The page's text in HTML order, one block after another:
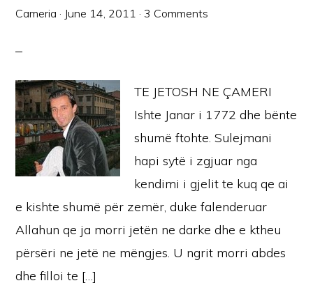
Cameria · June 14, 2011 · 3 Comments
TE JETOSH NE ÇAMERI
Ishte Janar i 1772 dhe bënte
shumë ftohte. Sulejmani
hapi sytë i zgjuar nga
kendimi i gjelit te kuq qe ai
e kishte shumë për zemër, duke falenderuar
Allahun qe ja morri jetën ne darke dhe e ktheu
përsëri ne jetë ne mëngjes. U ngrit morri abdes
dhe filloi te […]